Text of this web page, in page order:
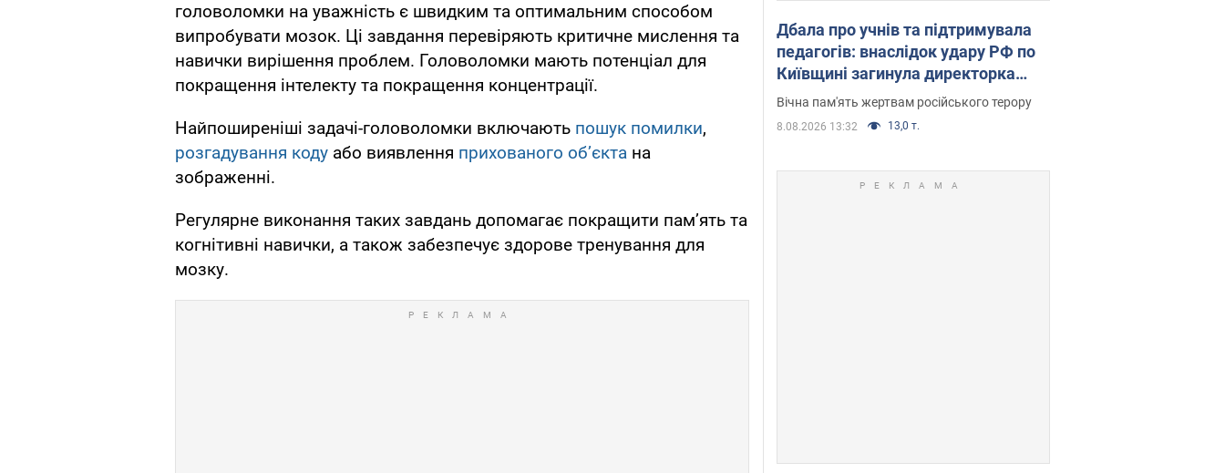
головоломки на уважність є швидким та оптимальним способом
випробувати мозок. Ці завдання перевіряють критичне мислення та
навички вирішення проблем. Головоломки мають потенціал для
покращення інтелекту та покращення концентрації.
Найпоширеніші задачі-головоломки включають пошук помилки,
розгадування коду або виявлення прихованого об’єкта на
зображенні.
Регулярне виконання таких завдань допомагає покращити пам’ять та
когнітивні навички, а також забезпечує здорове тренування для
мозку.
Дбала про учнів та підтримувала
педагогів: внаслідок удару РФ по
Київщині загинула директорка
київського ліцею, її чоловік та онук
Вічна пам'ять жертвам російського терору
8.08.2026 13:32 13,0 т.